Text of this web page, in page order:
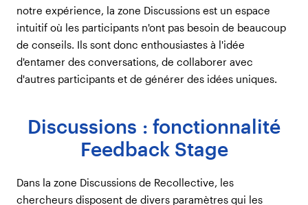
notre expérience, la zone Discussions est un espace
intuitif où les participants n'ont pas besoin de beaucoup
de conseils. Ils sont donc enthousiastes à l'idée
d'entamer des conversations, de collaborer avec
d'autres participants et de générer des idées uniques.
Discussions : fonctionnalité
Feedback Stage
Dans la zone Discussions de Recollective, les
chercheurs disposent de divers paramètres qui les